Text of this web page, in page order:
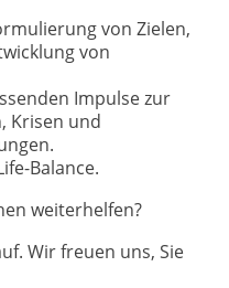
von Zielen,
von
Impulse zur
Krisen und
Balance.
weiterhelfen?
Wir freuen uns, Sie